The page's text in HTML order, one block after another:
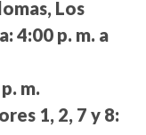
Los
4:00 p. m. a
m.
1, 2, 7 y 8: